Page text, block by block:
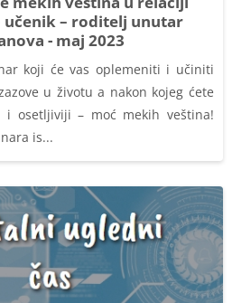
učenik – roditelj unutar
- maj 2023
koji će vas oplemeniti i učiniti
u životu a nakon kojeg ćete
osetljiviji – moć mekih veština!
is...